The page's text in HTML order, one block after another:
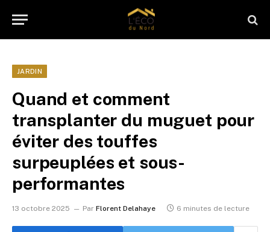
JARDIN
Quand et comment
transplanter du muguet pour
éviter des touffes
surpeuplées et sous-
performantes
13 octobre 2025 Par Florent Delahaye 6 minutes de lecture